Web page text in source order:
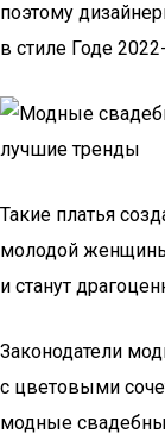
поэтому
в стиле Годе
Такие платья
молодой
и станут
Законодатели
с цветовыми
модные